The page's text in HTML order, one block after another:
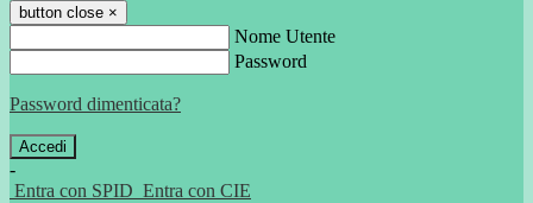
button close ×
Nome Utente
Password
Password dimenticata?
-
Entra con SPID Entra con CIE